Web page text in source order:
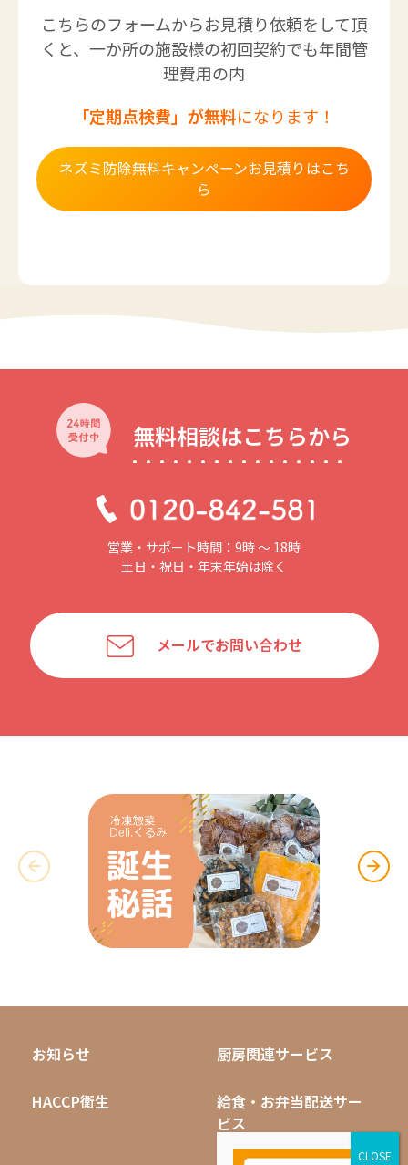
こちらのフォームからお見積り依頼をして頂
くと、一か所の施設様の初回契約でも年間管
理費用の内
「定期点検費」が無料になります！
ネズミ防除無料キャンペーンお見積りはこち
ら
無料相談はこちらから
営業・サポート時間：9時 〜 18時
土日・祝日・年末年始は除く
メールでお問い合わせ
お知らせ 厨房関連サービス
HACCP衛生
給食・お弁当配送サー
ビス